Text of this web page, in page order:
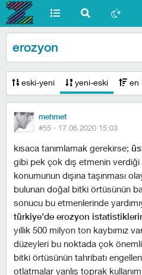
erozyon
eski-yeni yeni-eski en
mehmet
#55 · 17.06.2020 15:03
kısaca tanımlamak gerekirse;
gibi pek çok dış etmenin verdiği
konumunun dışına taşınması
bulunan doğal bitki örtüsünün
sonucu bu etmenlerinde
türkiye'de erozyon
yıllık 500 milyon ton kaybımız
düzeyleri bu noktada çok
bitki örtüsünün tahribatı
otlatmalar yanlış toprak